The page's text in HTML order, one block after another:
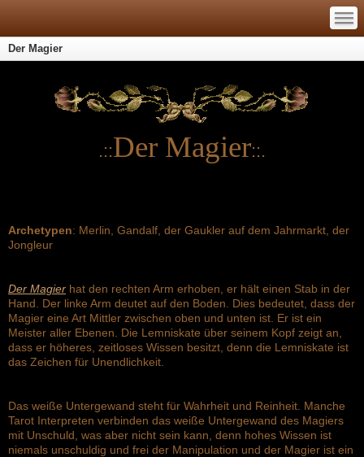
—
—
—
Der Magier
.::Der Magier::.
Archetypen: Merlin, Gandalf, der Gaukler auf dem Jahrmarkt, der
Jongleur
Der Magier hat den rechten Arm erhoben, er hält einen Stab in der
Hand. Der linke Arm deutet auf den Boden. Dies bedeutet, dass der
Magier eine Art Mittler zwischen oben und unten ist. Er ist ein
Meister aller Ebenen. Die Lemniskate über seinem Kopf zeigt an,
dass er höheres, zeitloses Wissen besitzt, denn die Lemniskate ist
das Zeichen für Unendlichkeit.
Das weiße Untergewand steht für Wahrheit und Reinheit. Manche
Tarot Interpreten verbinden das weiße Untergewand des Magiers
mit Unschuld, was aber nicht sein kann, denn hohes Wissen ist
niemals unschuldig und frei der Manipulation und der Magier ist ein